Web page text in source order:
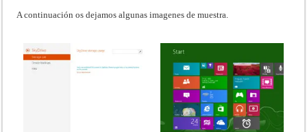
A continuación os dejamos algunas imagenes de muestra.